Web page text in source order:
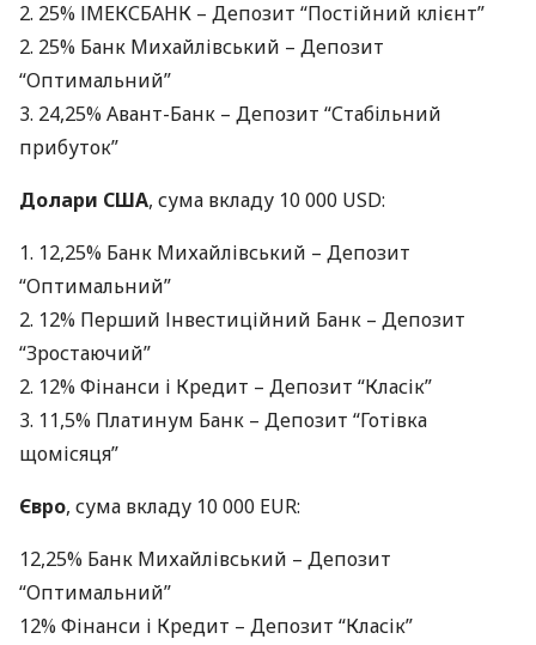
2. 25% ІМЕКСБАНК – Депозит “Постійний клієнт”
2. 25% Банк Михайлівський – Депозит
“Оптимальний”
3. 24,25% Авант-Банк – Депозит “Стабільний
прибуток”
Долари США, сума вкладу 10 000 USD:
1. 12,25% Банк Михайлівський – Депозит
“Оптимальний”
2. 12% Перший Інвестиційний Банк – Депозит
“Зростаючий”
2. 12% Фінанси і Кредит – Депозит “Класік”
3. 11,5% Платинум Банк – Депозит “Готівка
щомісяця”
Євро, сума вкладу 10 000 EUR:
12,25% Банк Михайлівський – Депозит
“Оптимальний”
12% Фінанси і Кредит – Депозит “Класік”